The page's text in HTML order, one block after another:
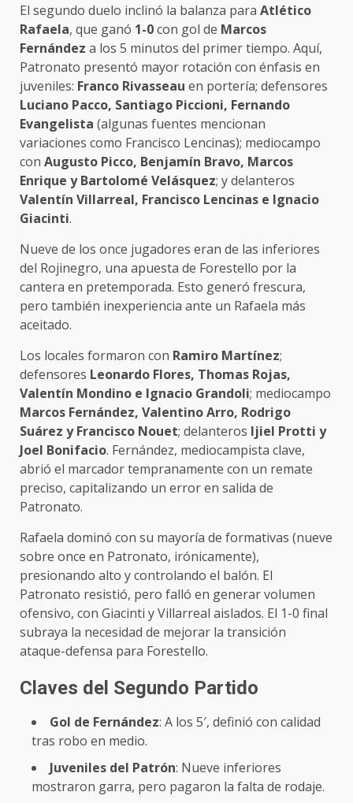
El segundo duelo inclinó la balanza para Atlético
Rafaela, que ganó 1-0con gol de Marcos
Fernández a los 5 minutos del primer tiempo. Aquí,
Patronato presentó mayor rotación con énfasis en
juveniles: Franco Rivasseau en portería; defensores
Luciano Pacco, Santiago Piccioni, Fernando
Evangelista (algunas fuentes mencionan
variaciones como Francisco Lencinas); mediocampo
con Augusto Picco, Benjamín Bravo, Marcos
Enrique y Bartolomé Velásquez; y delanteros
Valentín Villarreal, Francisco Lencinas e Ignacio
Giacinti.
Nueve de los once jugadores eran de las inferiores
del Rojinegro, una apuesta de Forestello por la
cantera en pretemporada. Esto generó frescura,
pero también inexperiencia ante un Rafaela más
aceitado.
Los locales formaron con Ramiro Martínez;
defensores Leonardo Flores, Thomas Rojas,
Valentín Mondino e Ignacio Grandoli; mediocampo
Marcos Fernández, Valentino Arro, Rodrigo
Suárez y Francisco Nouet; delanteros Ijiel Protti y
Joel Bonifacio. Fernández, mediocampista clave,
abrió el marcador tempranamente con un remate
preciso, capitalizando un error en salida de
Patronato.
Rafaela dominó con su mayoría de formativas (nueve
sobre once en Patronato, irónicamente),
presionando alto y controlando el balón. El
Patronato resistió, pero falló en generar volumen
ofensivo, con Giacinti y Villarreal aislados. El 1-0 final
subraya la necesidad de mejorar la transición
ataque-defensa para Forestello.
Claves del Segundo Partido
Gol de Fernández: A los 5′, definió con calidad
tras robo en medio.
Juveniles del Patrón: Nueve inferiores
mostraron garra, pero pagaron la falta de rodaje.